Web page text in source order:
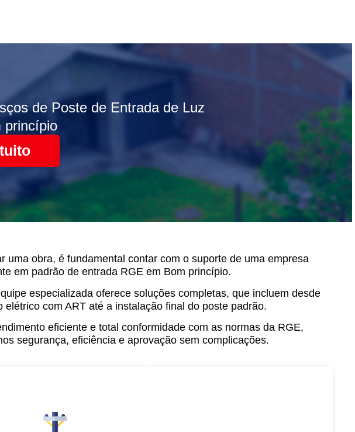
de Poste de Entrada de Luz
princípio
uma obra, é fundamental contar com o suporte de uma empresa
em padrão de entrada RGE em Bom princípio.
especializada oferece soluções completas, que incluem desde
elétrico com ART até a instalação final do poste padrão.
eficiente e total conformidade com as normas da RGE,
segurança, eficiência e aprovação sem complicações.